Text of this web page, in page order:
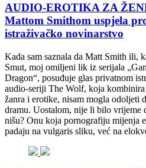
AUDIO-EROTIKA ZA
Mattom Smithom uspjela
istraživačko novinarstvo
Kada sam saznala da Matt Smith ili,
Smut, moj omiljeni lik iz serijala
Dragon“, posuđuje glas privatnom
audio-seriji The Wolf, koja
žanra i erotike, nisam mogla odoljeti
dramu. Uostalom, nije li bilo vrijeme
nišu? Onu koja pornografiju mijenja
padaju na vulgaris sliku, već na